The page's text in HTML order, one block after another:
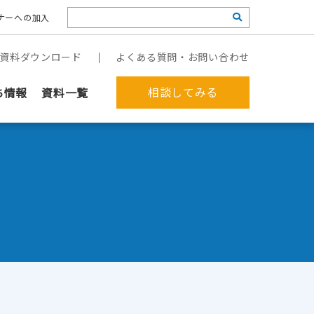
ーへの加入
資料ダウンロード よくある質問・お問い合わせ
情報 資料一覧 相談してみる
でも経理(請求業務）』をめざすには？【3/13(金）16:00～】